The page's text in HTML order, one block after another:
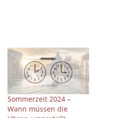
Sommerzeit 2024 –
Wann müssen die